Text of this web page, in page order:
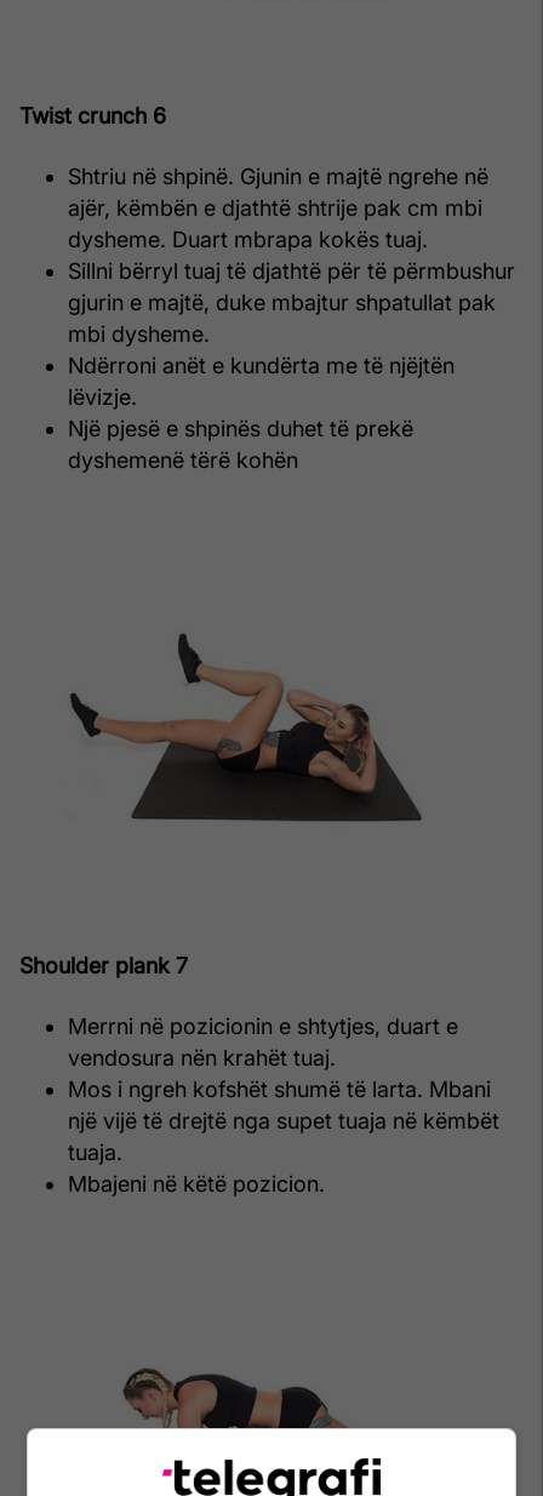
Twist crunch 6
Shtriu në shpinë. Gjunin e majtë ngrehe në
ajër, këmbën e djathtë shtrije pak cm mbi
dysheme. Duart mbrapa kokës tuaj.
Sillni bërryl tuaj të djathtë për të përmbushur
gjurin e majtë, duke mbajtur shpatullat pak
mbi dysheme.
Ndërroni anët e kundërta me të njëjtën
lëvizje.
Një pjesë e shpinës duhet të prekë
dyshemenë tërë kohën
Shoulder plank 7
Merrni në pozicionin e shtytjes, duart e
vendosura nën krahët tuaj.
Mos i ngreh kofshët shumë të larta. Mbani
një vijë të drejtë nga supet tuaja në këmbët
tuaja.
Mbajeni në këtë pozicion.